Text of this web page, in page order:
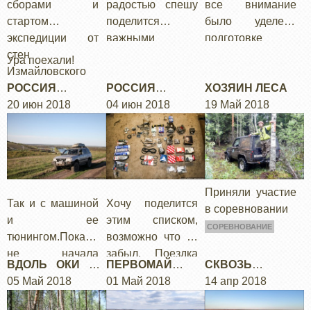
сборами и
стартом
экспедиции от
стен
Измайловского
кремля.
Ура поехали!
радостью спешу
поделится
важными
все внимание
было уделено
подготовке
готов: проведены
все
регламентные
работы по
замене масел,…
РОССИЯ
СКВОЗЬ ВЕКА:
20 июн 2018
Так и с машиной
и ее
тюнингом.Пока
не начала
описание
дальнейших
доработок
РОССИЯ
СКВОЗЬ ВЕКА:
ЗАПЧАСТИ В
ДОРОГУ
04 июн 2018
Хочу поделится
этим списком,
возможно что то
забыл. Поездка
хоть и не
экстремальная,
но во первых
ХОЗЯИН ЛЕСА
19 Май 2018
Приняли участие
в соревновании
СОРЕВНОВАНИЕ
ВДОЛЬ ОКИ ПО
РЯЗАНСКОЙ
ЗЕМЛЕ
05 Май 2018
ПЕРВОМАЙ
ВДОЛЬ ДОНА
01 Май 2018
СКВОЗЬ
МЕЩЕРУ "ПО
ВОДЕ"
14 апр 2018